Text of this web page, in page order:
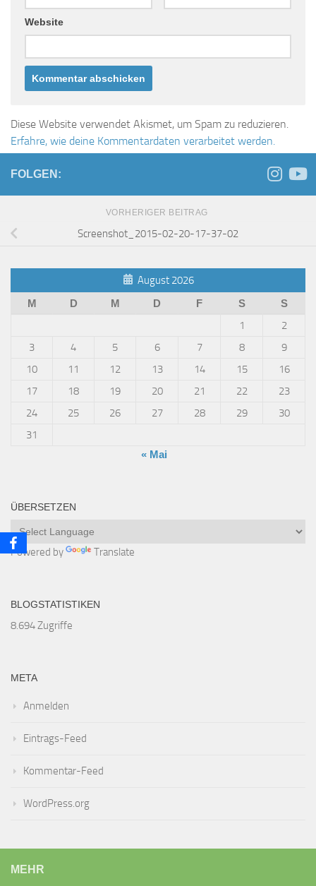
Website
Diese Website verwendet Akismet, um Spam zu reduzieren.
Erfahre, wie deine Kommentardaten verarbeitet werden.
FOLGEN:
VORHERIGER BEITRAG
Screenshot_2015-02-20-17-37-02
August 2026
M D M D F S S
1
2
3
4 5 6 7 8
9
10
11 12 13 14 15
16
17
18 19 20 21 22
23
24
25 26 27 28 29
30
31
« Mai
ÜBERSETZEN
Powered by Translate
BLOGSTATISTIKEN
8.694 Zugriffe
META
Anmelden
Eintrags-Feed
Kommentar-Feed
WordPress.org
MEHR